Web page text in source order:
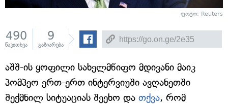
ფოტო: Reuters
490
წაკითხვა
9
გაზიარება
აშშ-ის ყოფილი სახელმწიფო მდივანი მაიკ
პომპეო ერთ-ერთ ინტერვიუში ავღანეთში
შექმნილ სიტუაციას შეეხო და თქვა, რომ